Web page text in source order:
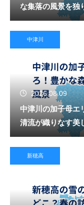
な集落の風景を独
中津川
2026.08.09
中津川の加子母エ
清流が織りなす美
新穂高